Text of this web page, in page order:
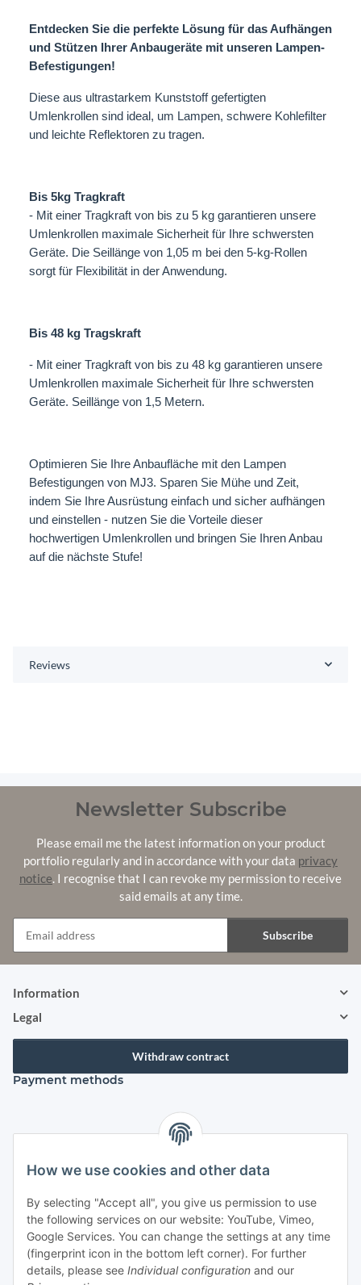
How we use cookies and other data
By selecting "Accept all", you give us permission to use
the following services on our website: YouTube, Vimeo,
Google Services. You can change the settings at any time
(fingerprint icon in the bottom left corner). For further
details, please see Individual configuration and our
Entdecken Sie die perfekte Lösung für das Aufhängen
und Stützen Ihrer Anbaugeräte mit unseren Lampen-
Befestigungen!
Diese aus ultrastarkem Kunststoff gefertigten
Umlenkrollen sind ideal, um Lampen, schwere Kohlefilter
und leichte Reflektoren zu tragen.
Bis 5kg Tragkraft
- Mit einer Tragkraft von bis zu 5 kg garantieren unsere
Umlenkrollen maximale Sicherheit für Ihre schwersten
Geräte. Die Seillänge von 1,05 m bei den 5-kg-Rollen
sorgt für Flexibilität in der Anwendung.
Bis 48 kg Tragskraft
- Mit einer Tragkraft von bis zu 48 kg garantieren unsere
Umlenkrollen maximale Sicherheit für Ihre schwersten
Geräte. Seillänge von 1,5 Metern.
Optimieren Sie Ihre Anbaufläche mit den Lampen
Befestigungen von MJ3. Sparen Sie Mühe und Zeit,
indem Sie Ihre Ausrüstung einfach und sicher aufhängen
und einstellen - nutzen Sie die Vorteile dieser
hochwertigen Umlenkrollen und bringen Sie Ihren Anbau
auf die nächste Stufe!
Reviews
Newsletter Subscribe
Please email me the latest information on your product
portfolio regularly and in accordance with your data privacy
notice. I recognise that I can revoke my permission to receive
said emails at any time.
Subscribe
Information
Legal
Withdraw contract
Payment methods
Shipping species
Contact
Mayaadi Home